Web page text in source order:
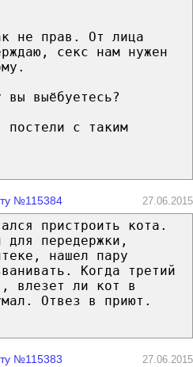
не прав. От лица
секс нам нужен
выёбуетесь?
постели с таким
№115384 27.06.2015
пристроить кота.
для передержки,
нашел пару
Когда третий
влезет ли кот в
Отвез в приют.
№115383 27.06.2015